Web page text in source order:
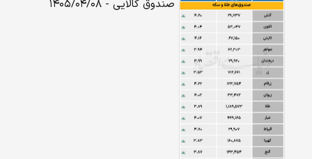
صندوق کالایی - ۱۴۰۵/۰۴/۰۸